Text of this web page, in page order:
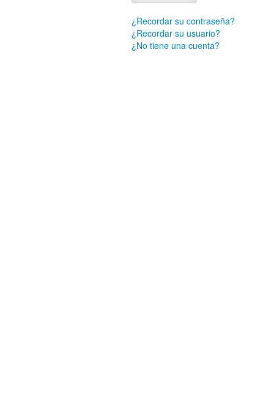
¿Recordar su contraseña?
¿Recordar su usuario?
¿No tiene una cuenta?